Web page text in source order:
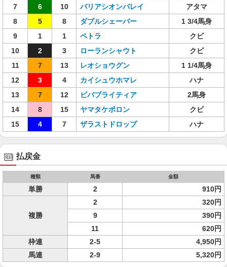
7
6 10 バリアシオンバレイ
アタマ
8
5 8 ダブルシェーバー
1 3/4馬身
9
1 1 ペトラ
クビ
10
2 3 ローランシャウト
クビ
11
7 13 レオショウグン
1 1/4馬身
12
3 4 カイシュウホマレ
ハナ
13
7 12 ビバブライティア
2馬身
14
8 15 ヤマタケポロン
クビ
15
4 7 ザラストドロップ ハナ
払戻金
種類 馬番 金額
単勝 2 910円
複勝
2
320円
9
390円
11
620円
枠連
2-5
4,950円
馬連
2-9 5,320円